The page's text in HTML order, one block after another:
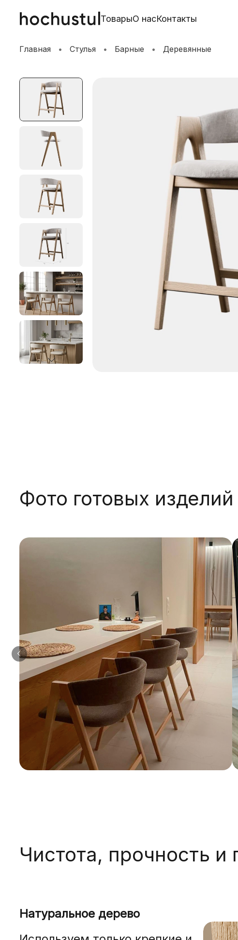
ТоварыО насКонтакты
Главная Стулья Барные Деревянные
Фото готовых
Чистота, прочность
Натуральное дерево